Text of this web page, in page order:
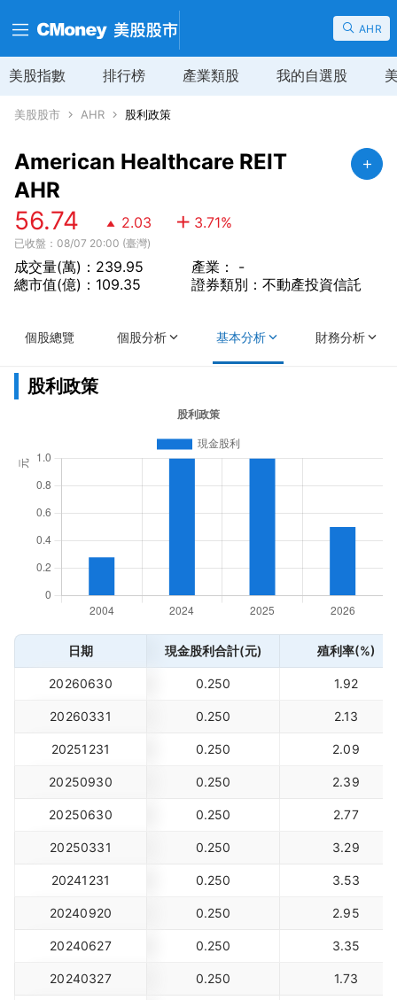
AHR
美股指數 排行榜 產業類股 我的自選股
美股股市 AHR 股利政策
American Healthcare REIT
AHR
56.74 2.03 3.71%
已收盤：08/07 20:00 (臺灣)
成交量(萬)：239.95
總市值(億)：109.35
產業： -
證券類別：不動產投資信託
個股總覽 個股分析 基本分析 財務分析
股利政策
日期 現金股利合計(元) 殖利率(%)
20260630 0.250 1.92
20260331 0.250 2.13
20251231 0.250 2.09
20250930 0.250 2.39
20250630 0.250 2.77
20250331 0.250 3.29
20241231 0.250 3.53
20240920 0.250 2.95
20240627 0.250 3.35
20240327 0.250 1.73